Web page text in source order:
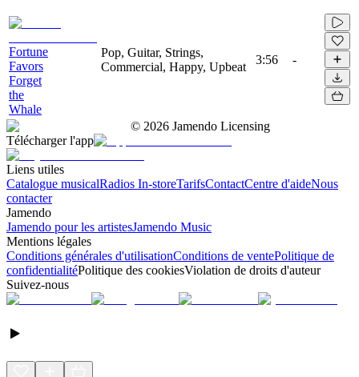
Fortune
Favors
Forget
the
Whale
Pop, Guitar, Strings,
Commercial, Happy, Upbeat
3:56 -
© 2026 Jamendo Licensing
Télécharger l'app
Liens utiles
Catalogue musicalRadios In-storeTarifsContactCentre d'aideNous
contacter
Jamendo
Jamendo pour les artistesJamendo Music
Mentions légales
Conditions générales d'utilisationConditions de ventePolitique de
confidentialitéPolitique des cookiesViolation de droits d'auteur
Suivez-nous